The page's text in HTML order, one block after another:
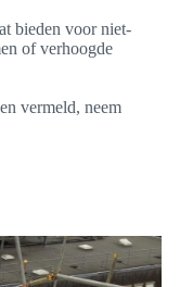
bieden voor niet-
of verhoogde
vermeld, neem